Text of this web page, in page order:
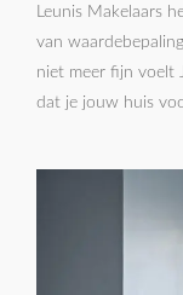
Leunis Makelaars
van
niet meer fijn voelt
dat je jouw huis